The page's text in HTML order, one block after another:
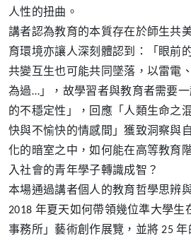
人性的扭曲。
講者認為教育的本質存在於師生共
育環境亦讓人深刻體認到：「眼前
共變互生也可能共同墜落，以雷電
為過…」，故學習者與教育者需要
的不穩定性」，回應「人類生命之
快與不愉快的情感間」獲致洞察與
化的暗室之中，如何能在高等教育
入社會的青年學子轉識成智？
本場通過講者個人的教育哲學思辨
2018 年夏天如何帶領幾位準大學生
事務所」藝術創作展覽，並將 25